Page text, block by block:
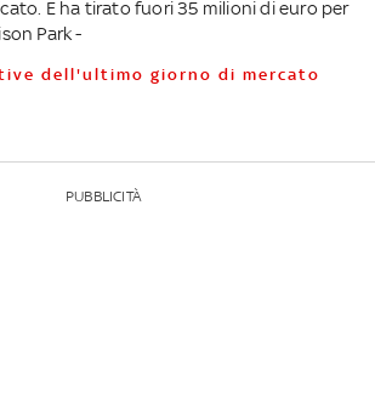
E ha tirato fuori 35 milioni di euro per
Park -
dell'ultimo giorno di mercato
PUBBLICITÀ